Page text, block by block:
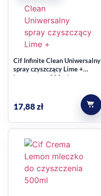
Cif Infinite Clean Uniwersalny
spray czyszczący Lime +
Lemongrass 280ml
17,88zł